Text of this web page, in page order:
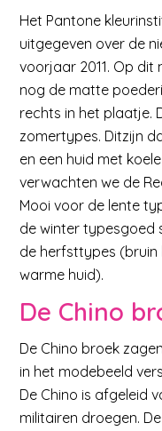
Het Pantone
uitgegeven over de
voorjaar 2011. Op dit
nog de matte
rechts in het plaatje.
zomertypes. Ditzijn
en een huid met
verwachten we de
Mooi voor de lente
de winter typesgoed
de herfsttypes (bruin
warme huid).
De Chino
De Chino broek
in het modebeeld
De Chino is afgeleid
militairen droegen.